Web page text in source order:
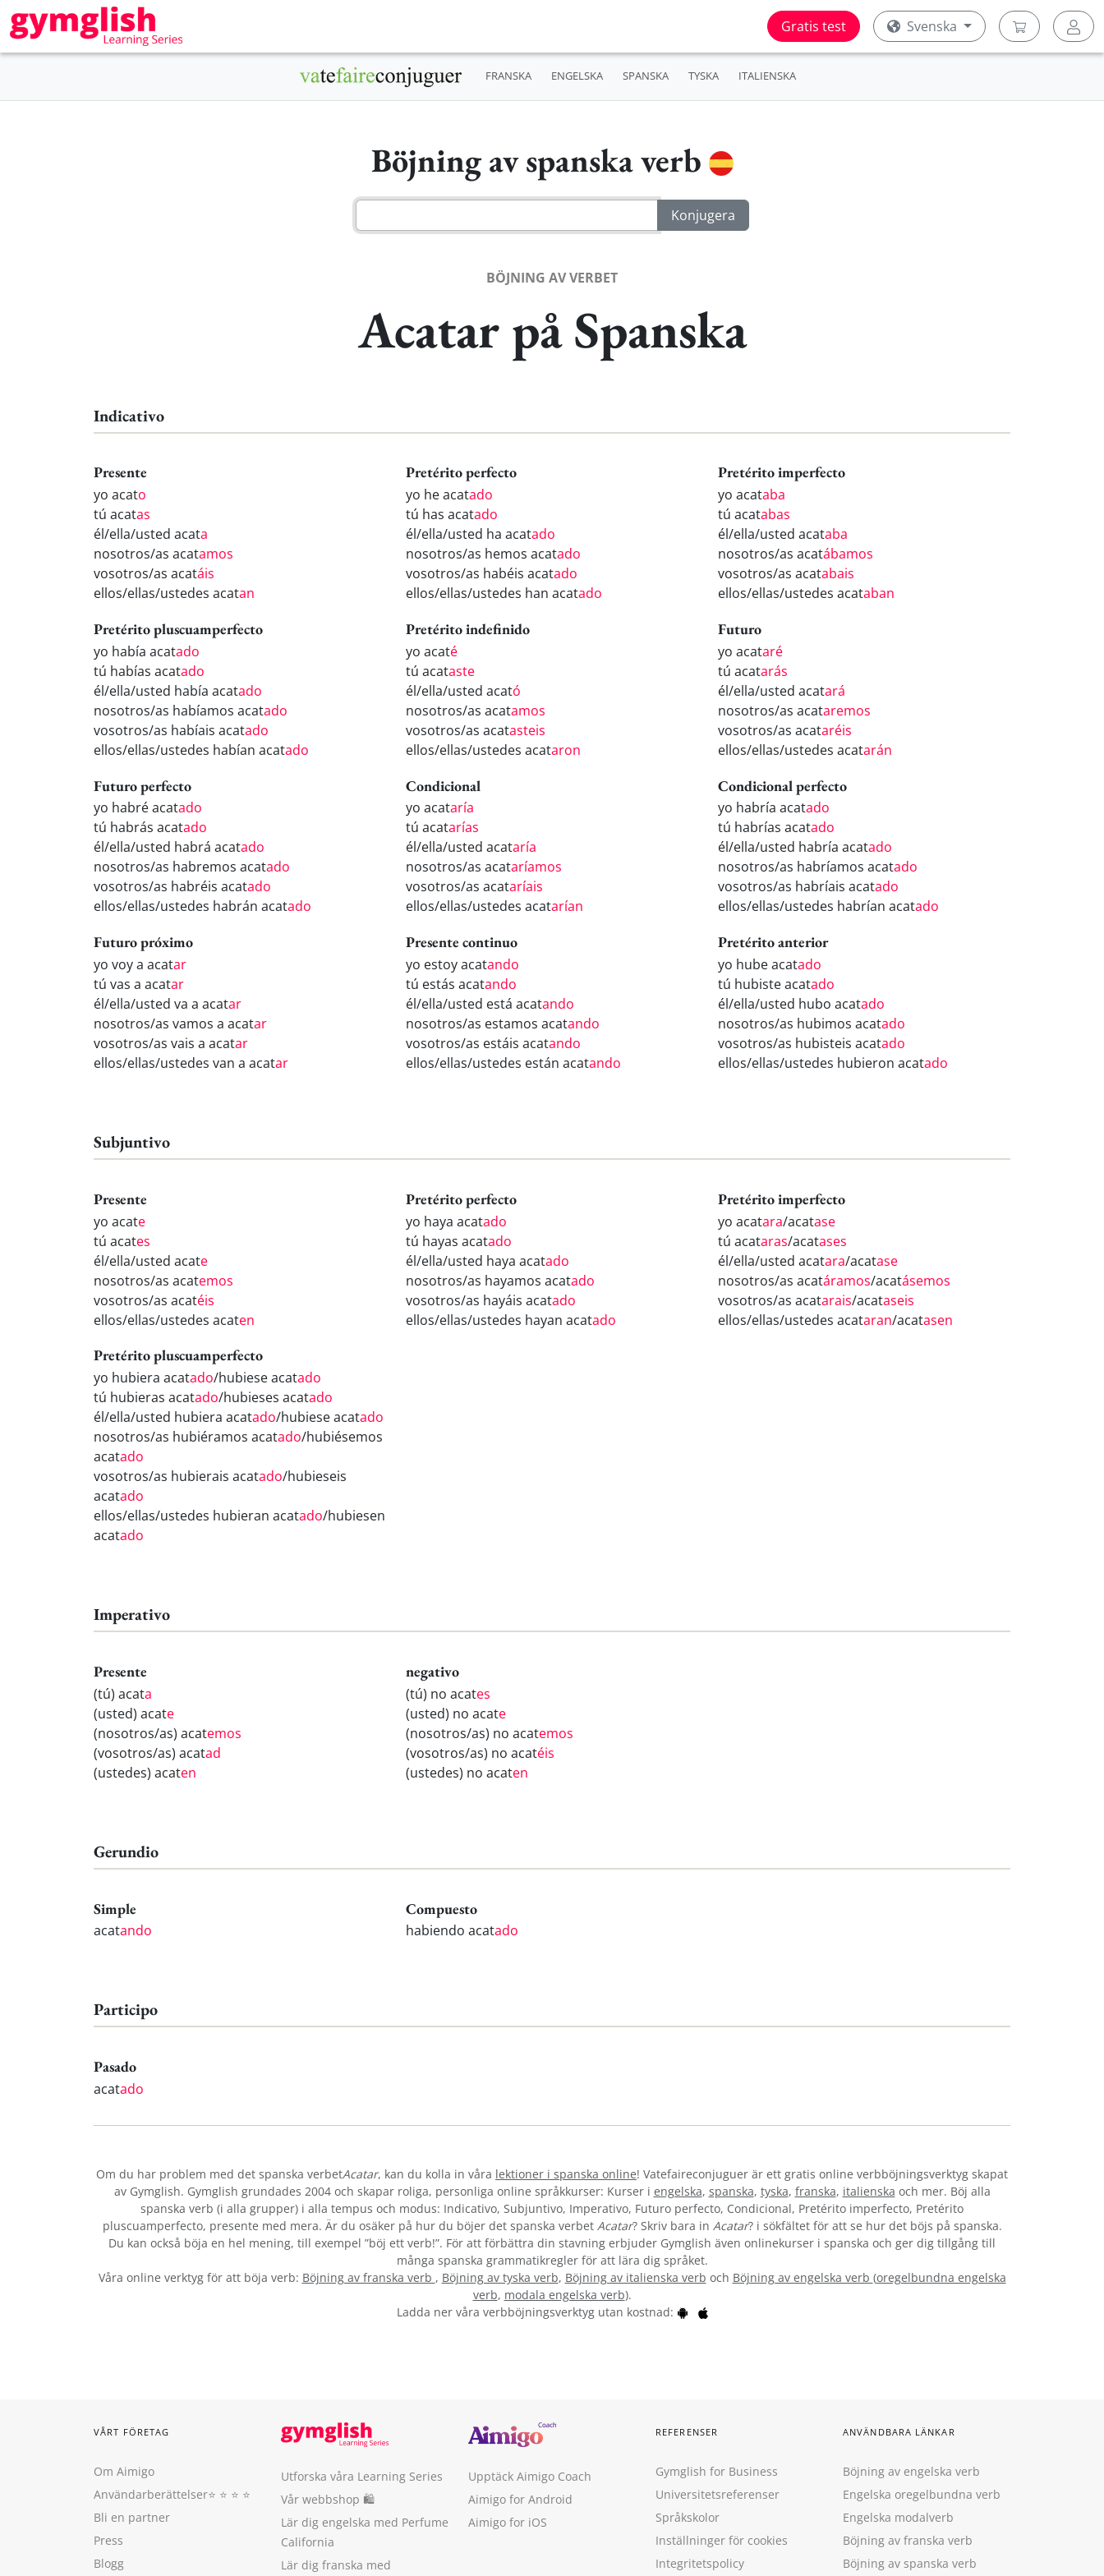
Gratis test Svenska
FRANSKA ENGELSKA SPANSKA TYSKA ITALIENSKA
Böjning av spanska verb
BÖJNING AV VERBET
Acatar på Spanska
Indicativo
Presente
yo acato
tú acatas
él/ella/usted acata
nosotros/as acatamos
vosotros/as acatáis
ellos/ellas/ustedes acatan
Pretérito perfecto
yo he acatado
tú has acatado
él/ella/usted ha acatado
nosotros/as hemos acatado
vosotros/as habéis acatado
ellos/ellas/ustedes han acatado
Pretérito imperfecto
yo acataba
tú acatabas
él/ella/usted acataba
nosotros/as acatábamos
vosotros/as acatabais
ellos/ellas/ustedes acataban
Pretérito pluscuamperfecto
yo había acatado
tú habías acatado
él/ella/usted había acatado
nosotros/as habíamos acatado
vosotros/as habíais acatado
ellos/ellas/ustedes habían acatado
Pretérito indefinido
yo acaté
tú acataste
él/ella/usted acató
nosotros/as acatamos
vosotros/as acatasteis
ellos/ellas/ustedes acataron
Futuro
yo acataré
tú acatarás
él/ella/usted acatará
nosotros/as acataremos
vosotros/as acataréis
ellos/ellas/ustedes acatarán
Futuro perfecto
yo habré acatado
tú habrás acatado
él/ella/usted habrá acatado
nosotros/as habremos acatado
vosotros/as habréis acatado
ellos/ellas/ustedes habrán acatado
Condicional
yo acataría
tú acatarías
él/ella/usted acataría
nosotros/as acataríamos
vosotros/as acataríais
ellos/ellas/ustedes acatarían
Condicional perfecto
yo habría acatado
tú habrías acatado
él/ella/usted habría acatado
nosotros/as habríamos acatado
vosotros/as habríais acatado
ellos/ellas/ustedes habrían acatado
Futuro próximo
yo voy a acatar
tú vas a acatar
él/ella/usted va a acatar
nosotros/as vamos a acatar
vosotros/as vais a acatar
ellos/ellas/ustedes van a acatar
Presente continuo
yo estoy acatando
tú estás acatando
él/ella/usted está acatando
nosotros/as estamos acatando
vosotros/as estáis acatando
ellos/ellas/ustedes están acatando
Pretérito anterior
yo hube acatado
tú hubiste acatado
él/ella/usted hubo acatado
nosotros/as hubimos acatado
vosotros/as hubisteis acatado
ellos/ellas/ustedes hubieron acatado
Subjuntivo
Presente
yo acate
tú acates
él/ella/usted acate
nosotros/as acatemos
vosotros/as acatéis
ellos/ellas/ustedes acaten
Pretérito perfecto
yo haya acatado
tú hayas acatado
él/ella/usted haya acatado
nosotros/as hayamos acatado
vosotros/as hayáis acatado
ellos/ellas/ustedes hayan acatado
Pretérito imperfecto
yo acatara/acatase
tú acataras/acatases
él/ella/usted acatara/acatase
nosotros/as acatáramos/acatásemos
vosotros/as acatarais/acataseis
ellos/ellas/ustedes acataran/acatasen
Pretérito pluscuamperfecto
yo hubiera acatado/hubiese acatado
tú hubieras acatado/hubieses acatado
él/ella/usted hubiera acatado/hubiese acatado
nosotros/as hubiéramos acatado/hubiésemos
acatado
vosotros/as hubierais acatado/hubieseis
acatado
ellos/ellas/ustedes hubieran acatado/hubiesen
acatado
Imperativo
Presente
(tú) acata
(usted) acate
(nosotros/as) acatemos
(vosotros/as) acatad
(ustedes) acaten
negativo
(tú) no acates
(usted) no acate
(nosotros/as) no acatemos
(vosotros/as) no acatéis
(ustedes) no acaten
Gerundio
Simple
acatando
Compuesto
habiendo acatado
Participo
Pasado
acatado
Om du har problem med det spanska verbetAcatar, kan du kolla in våra lektioner i spanska online! Vatefaireconjuguer är ett gratis online verbböjningsverktyg skapat
av Gymglish. Gymglish grundades 2004 och skapar roliga, personliga online språkkurser: Kurser i engelska, spanska, tyska, franska, italienska och mer. Böj alla
spanska verb (i alla grupper) i alla tempus och modus: Indicativo, Subjuntivo, Imperativo, Futuro perfecto, Condicional, Pretérito imperfecto, Pretérito
pluscuamperfecto, presente med mera. Är du osäker på hur du böjer det spanska verbet Acatar? Skriv bara in Acatar? i sökfältet för att se hur det böjs på spanska.
Du kan också böja en hel mening, till exempel ”böj ett verb!”. För att förbättra din stavning erbjuder Gymglish även onlinekurser i spanska och ger dig tillgång till
många spanska grammatikregler för att lära dig språket.
Våra online verktyg för att böja verb: Böjning av franska verb , Böjning av tyska verb, Böjning av italienska verb och Böjning av engelska verb (oregelbundna engelska
verb, modala engelska verb).
Ladda ner våra verbböjningsverktyg utan kostnad:
VÅRT FÖRETAG
Om Aimigo
Användarberättelser⭐️ ⭐️ ⭐️ ⭐️
Bli en partner
Press
Blogg
Utforska våra Learning Series
Vår webbshop 🛍
Lär dig engelska med Perfume
California
Lär dig franska med
Upptäck Aimigo Coach
Aimigo for Android
Aimigo for iOS
REFERENSER
Gymglish for Business
Universitetsreferenser
Språkskolor
Inställninger för cookies
Integritetspolicy
ANVÄNDBARA LÄNKAR
Böjning av engelska verb
Engelska oregelbundna verb
Engelska modalverb
Böjning av franska verb
Böjning av spanska verb